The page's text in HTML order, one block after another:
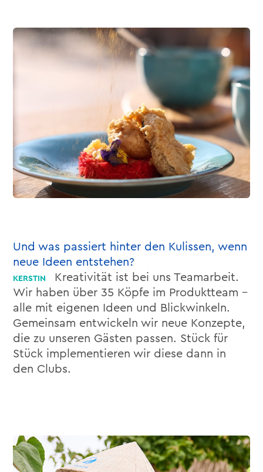
Und was passiert hinter den Kulissen, wenn
neue Ideen entstehen?
Kreativität ist bei uns Teamarbeit.
Wir haben über 35 Köpfe im Produktteam –
alle mit eigenen Ideen und Blickwinkeln.
Gemeinsam entwickeln wir neue Konzepte,
die zu unseren Gästen passen. Stück für
Stück implementieren wir diese dann in
den Clubs.